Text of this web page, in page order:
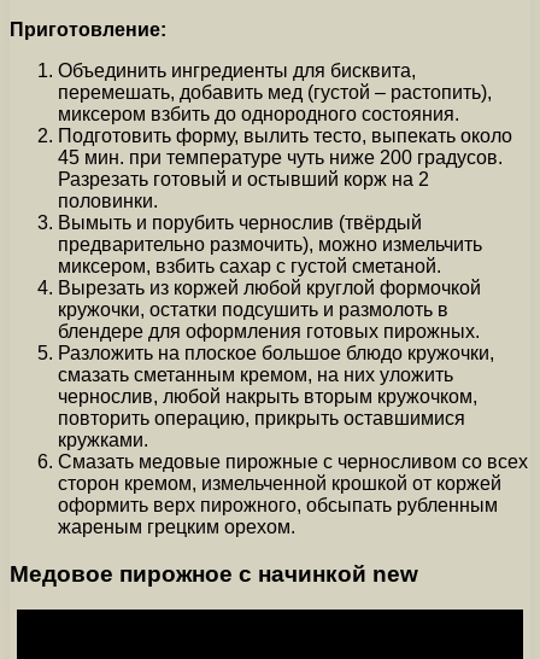
Приготовление:
Объединить ингредиенты для бисквита,
перемешать, добавить мед (густой – растопить),
миксером взбить до однородного состояния.
Подготовить форму, вылить тесто, выпекать около
45 мин. при температуре чуть ниже 200 градусов.
Разрезать готовый и остывший корж на 2
половинки.
Вымыть и порубить чернослив (твёрдый
предварительно размочить), можно измельчить
миксером, взбить сахар с густой сметаной.
Вырезать из коржей любой круглой формочкой
кружочки, остатки подсушить и размолоть в
блендере для оформления готовых пирожных.
Разложить на плоское большое блюдо кружочки,
смазать сметанным кремом, на них уложить
чернослив, любой накрыть вторым кружочком,
повторить операцию, прикрыть оставшимися
кружками.
Смазать медовые пирожные с черносливом со всех
сторон кремом, измельченной крошкой от коржей
оформить верх пирожного, обсыпать рубленным
жареным грецким орехом.
Медовое пирожное с начинкой new